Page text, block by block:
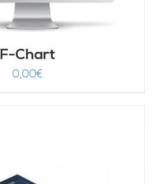
F-Chart
0,00€